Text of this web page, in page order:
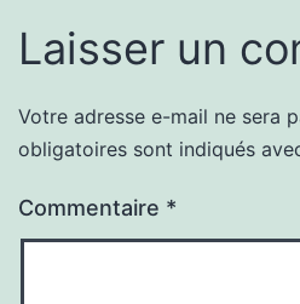
Laisser un
Votre adresse e-mail ne sera
obligatoires sont indiqués
Commentaire *